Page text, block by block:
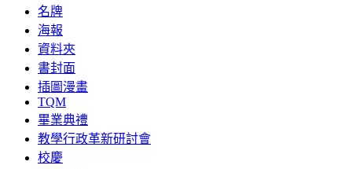
名牌
海報
資料夾
書封面
插圖漫畫
TQM
畢業典禮
教學行政革新研討會
校慶